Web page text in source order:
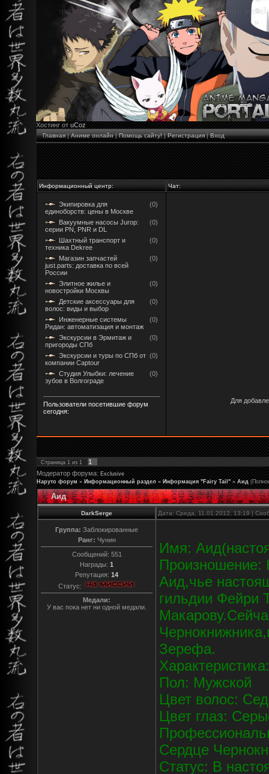
Хостинг отuCoz
Главная|Аниме онлайн|Помощь сайту!|Регистрация|Вход
Информационный центр: Чат:
Экипировка для
единоборств: цены в Москве
(0)
Вакуумные насосы Jurop:
серии PN, PNR и DL
(0)
Шахтный транспорт и
техника Dekree
(0)
Магазин запчастей
just.parts: доставка по всей
России
(0)
Элитное жилье и
новостройки Москвы
(0)
Детские аксессуары для
волос: виды и выбор
(0)
Инженерные системы
Ридан: автоматизация и монтаж
(0)
Экскурсии в Эрмитаж и
пригороды СПб
(0)
Экскурсии и туры по СПб от
компании Captour
(0)
Студия Улыбки: лечение
зубов в Волгограде
(0)
Пользователи посетившие форум
сегодня:
Для
Страница 1 из 1
1
Модератор форума:Exclusive
Наруто форум » Информационный раздел » Информация "Fairy Tail" » Аид
Аид
DarkSerge Дата: Среда, 11.01.2012, 13:19 |
Группа: Заблокированные
Ранг: Чунин
Сообщений: 551
Награды: 1
Репутация: 14
Статус:
Медали:
У вас пока нет ни одной медали.
Имя:
Произношение:
Аид,чье
гильдии Фейри
Зерефа.
Пол: Мужской
Цвет волос:
Цвет глаз:
Сердце
Статус: В